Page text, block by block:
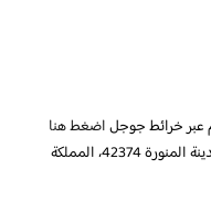
خرائط جوجلاضغط هنا
الربيع الأنصاري، الدفاع، المدينة المنورة 42374، المملكة